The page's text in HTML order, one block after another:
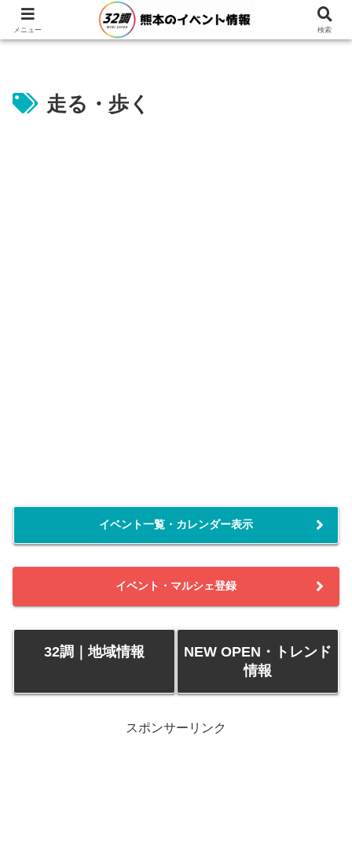
走る・歩く
イベント一覧・カレンダー表示
イベント・マルシェ登録
32調｜地域情報
NEW OPEN・トレンド
情報
スポンサーリンク
メニュー 検索